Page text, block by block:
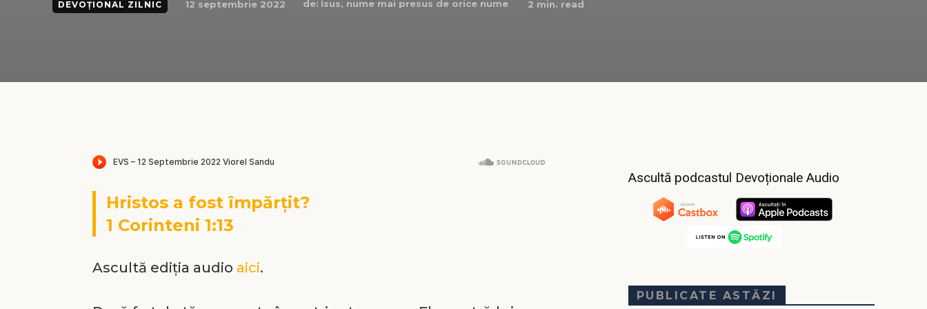
DEVOȚIONAL ZILNIC 12 septembrie 2022 de: Isus, nume mai presus de orice nume 2 min. read
Hristos a fost împărțit?
1 Corinteni 1:13
Ascultă ediția audio aici.
Ascultă podcastul Devoționale Audio
PUBLICATE ASTĂZI